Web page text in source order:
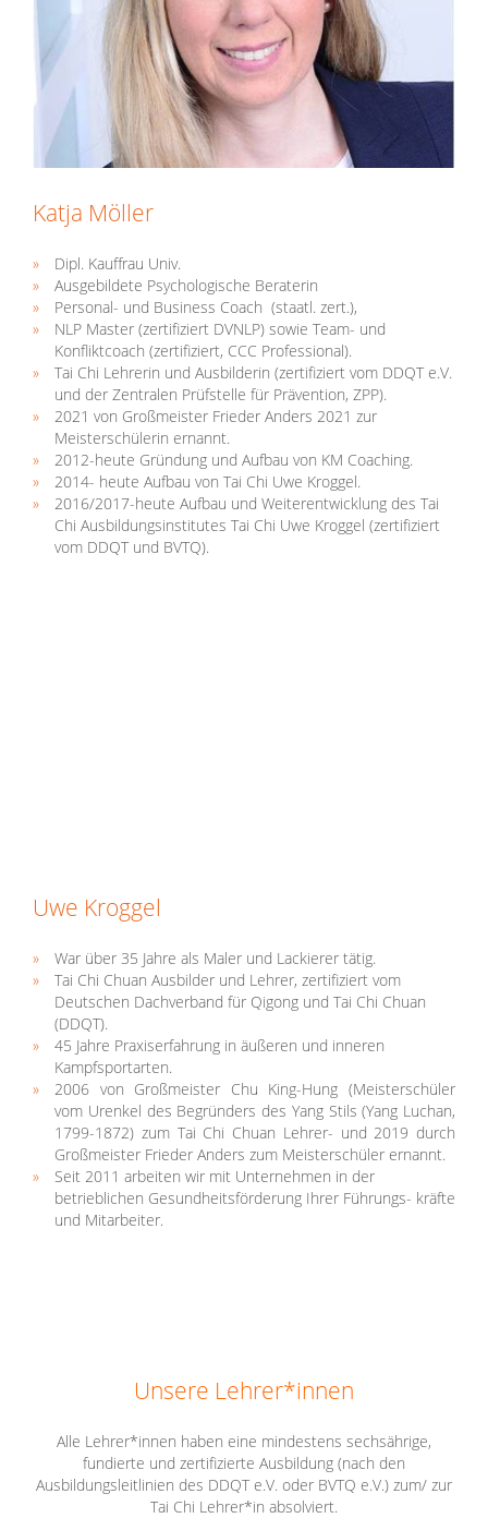
Katja Möller
Dipl. Kauffrau Univ.
Ausgebildete Psychologische Beraterin
Personal- und Business Coach (staatl. zert.),
NLP Master (zertifiziert DVNLP) sowie Team- und
Konfliktcoach (zertifiziert, CCC Professional).
Tai Chi Lehrerin und Ausbilderin (zertifiziert vom DDQT e.V.
und der Zentralen Prüfstelle für Prävention, ZPP).
2021 von Großmeister Frieder Anders 2021 zur
Meisterschülerin ernannt.
2012-heute Gründung und Aufbau von KM Coaching.
2014- heute Aufbau von Tai Chi Uwe Kroggel.
2016/2017-heute Aufbau und Weiterentwicklung des Tai
Chi Ausbildungsinstitutes Tai Chi Uwe Kroggel (zertifiziert
vom DDQT und BVTQ).
Uwe Kroggel
War über 35 Jahre als Maler und Lackierer tätig.
Tai Chi Chuan Ausbilder und Lehrer, zertifiziert vom
Deutschen Dachverband für Qigong und Tai Chi Chuan
(DDQT).
45 Jahre Praxiserfahrung in äußeren und inneren
Kampfsportarten.
2006 von Großmeister Chu King-Hung (Meisterschüler
vom Urenkel des Begründers des Yang Stils (Yang Luchan,
1799-1872) zum Tai Chi Chuan Lehrer- und 2019 durch
Großmeister Frieder Anders zum Meisterschüler ernannt.
Seit 2011 arbeiten wir mit Unternehmen in der
betrieblichen Gesundheitsförderung Ihrer Führungs- kräfte
und Mitarbeiter.
Unsere Lehrer*innen
Alle Lehrer*innen haben eine mindestens sechsährige,
fundierte und zertifizierte Ausbildung (nach den
Ausbildungsleitlinien des DDQT e.V. oder BVTQ e.V.) zum/ zur
Tai Chi Lehrer*in absolviert.